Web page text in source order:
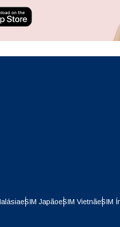
eSIM JapãoeSIM VietnãeSIM